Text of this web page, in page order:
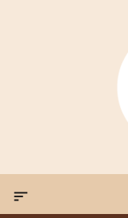
